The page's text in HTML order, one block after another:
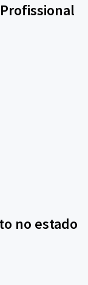
no estado